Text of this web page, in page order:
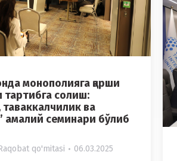
монополияга қарши
солиш:
ва
амалий семинари бўлиб
qo'mitasi 06.03.2025